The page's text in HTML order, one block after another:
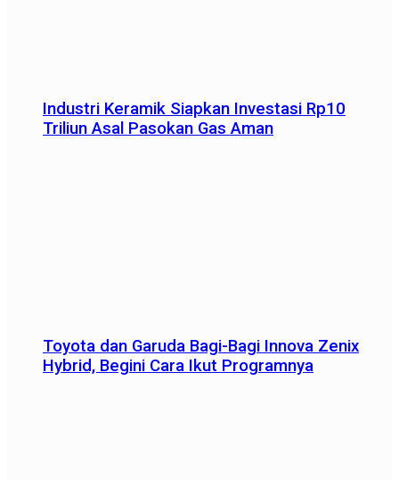
Industri Keramik Siapkan Investasi Rp10
Triliun Asal Pasokan Gas Aman
Toyota dan Garuda Bagi-Bagi Innova Zenix
Hybrid, Begini Cara Ikut Programnya